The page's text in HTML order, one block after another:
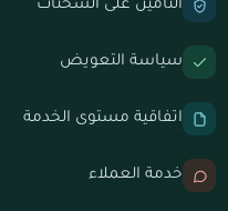
التأمين على الشحنات
سياسة التعويض
اتفاقية مستوى الخدمة
خدمة العملاء